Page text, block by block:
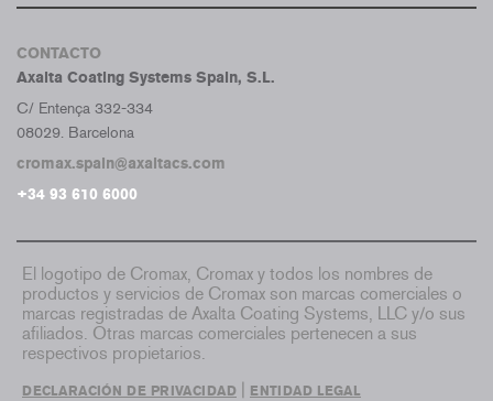
CONTACTO
Axalta Coating Systems Spain, S.L.
C/ Entença 332-334
08029. Barcelona
cromax.spain@axaltacs.com
+34 93 610 6000
El logotipo de Cromax, Cromax y todos los nombres de
productos y servicios de Cromax son marcas comerciales o
marcas registradas de Axalta Coating Systems, LLC y/o sus
afiliados. Otras marcas comerciales pertenecen a sus
respectivos propietarios.
DECLARACIÓN DE PRIVACIDAD ENTIDAD LEGAL